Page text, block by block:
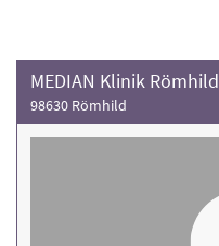
MEDIAN Klinik Römhild
98630 Römhild